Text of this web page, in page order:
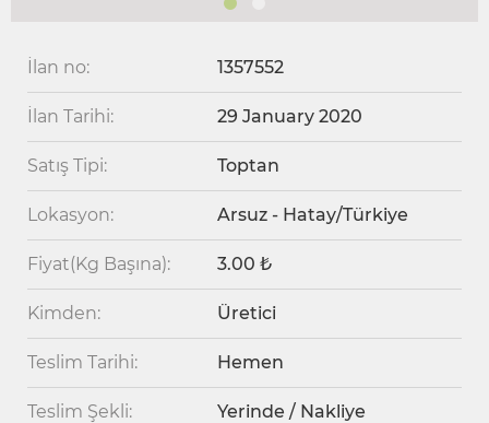
İlan no: 1357552
İlan Tarihi: 29 January 2020
Satış Tipi: Toptan
Lokasyon: Arsuz - Hatay/Türkiye
Fiyat(Kg Başına): 3.00 ₺
Kimden: Üretici
Teslim Tarihi: Hemen
Teslim Şekli: Yerinde / Nakliye